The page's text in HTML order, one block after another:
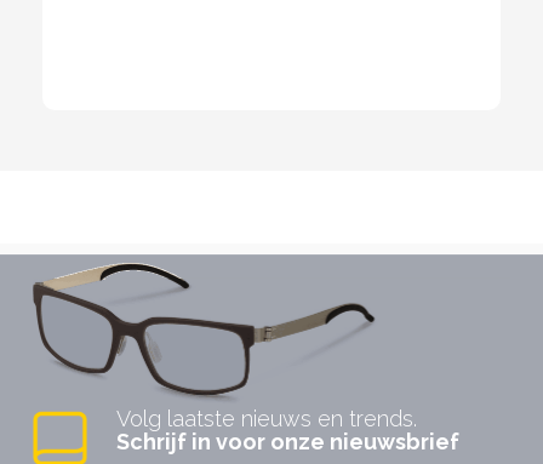
Volg laatste nieuws en trends.
Schrijf in voor onze nieuwsbrief